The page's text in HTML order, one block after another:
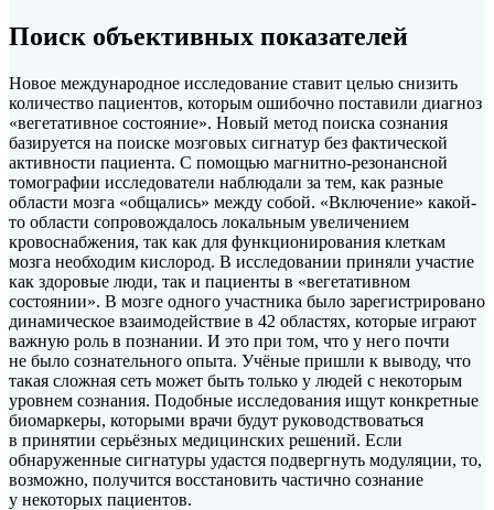
Поиск объективных показателей
Новое международное исследование ставит целью снизить
количество пациентов, которым ошибочно поставили диагноз
«вегетативное состояние». Новый метод поиска сознания
базируется на поиске мозговых сигнатур без фактической
активности пациента. С помощью магнитно-резонансной
томографии исследователи наблюдали за тем, как разные
области мозга «общались» между собой. «Включение» какой-
то области сопровождалось локальным увеличением
кровоснабжения, так как для функционирования клеткам
мозга необходим кислород. В исследовании приняли участие
как здоровые люди, так и пациенты в «вегетативном
состоянии». В мозге одного участника было зарегистрировано
динамическое взаимодействие в 42 областях, которые играют
важную роль в познании. И это при том, что у него почти
не было сознательного опыта. Учёные пришли к выводу, что
такая сложная сеть может быть только у людей с некоторым
уровнем сознания. Подобные исследования ищут конкретные
биомаркеры, которыми врачи будут руководствоваться
в принятии серьёзных медицинских решений. Если
обнаруженные сигнатуры удастся подвергнуть модуляции, то,
возможно, получится восстановить частично сознание
у некоторых пациентов.